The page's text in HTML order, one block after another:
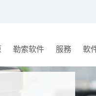
勒索软件 服務 軟